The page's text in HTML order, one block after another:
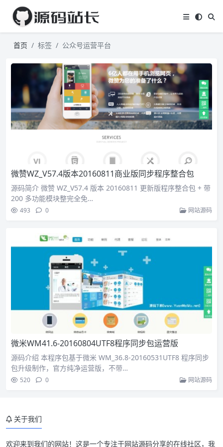
首页 标签 公众号运营平台
微赞WZ_V57.4版本20160811商业版同步程序整合包
源码简介 微赞 WZ_V57.4 版本 20160811 更新版程序整合包 + 带
200 多功能模块整完全免…
493 0 网站源码
微米WM41.6-20160804UTF8程序同步包运营版
源码介绍 本程序包基于微米 WM_36.8-20160531UTF8 程序同步
包升级制作，官方纯净运营版，不带…
520 0 网站源码
关于我们
欢迎来到我们的网站！这是一个专注于网站源码分享的在线社区，我